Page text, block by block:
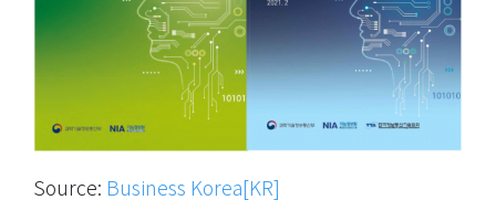
Source: Business Korea[KR]